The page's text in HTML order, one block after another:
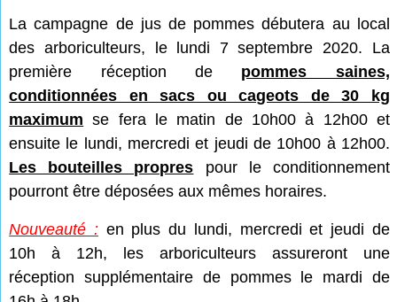
La campagne de jus de pommes débutera au local
des arboriculteurs, le lundi 7 septembre 2020. La
première réception de pommes saines,
conditionnées en sacs ou cageots de 30 kg
maximum se fera le matin de 10h00 à 12h00 et
ensuite le lundi, mercredi et jeudi de 10h00 à 12h00.
Les bouteilles propres pour le conditionnement
pourront être déposées aux mêmes horaires.
Nouveauté :en plus du lundi, mercredi et jeudi de
10h à 12h, les arboriculteurs assureront une
réception supplémentaire de pommes le mardi de